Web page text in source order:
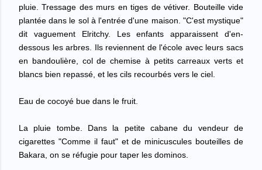
pluie. Tressage des murs en tiges de vétiver. Bouteille vide
plantée dans le sol à l'entrée d'une maison. "C'est mystique"
dit vaguement Elritchy. Les enfants apparaissent d'en-
dessous les arbres. Ils reviennent de l'école avec leurs sacs
en bandoulière, col de chemise à petits carreaux verts et
blancs bien repassé , et les cils recourbés vers le ciel.
Eau de cocoyé bue dans le fruit.
La pluie tombe. Dans la petite cabane du vendeur de
cigarettes "Comme il faut" et de minicuscules bouteilles de
Bakara, on se réfugie pour taper les dominos.